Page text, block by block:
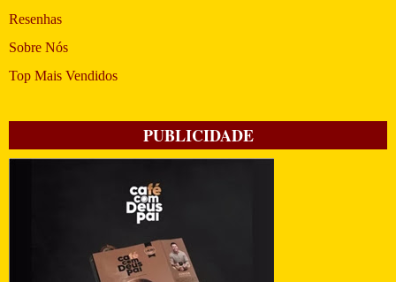
Resenhas
Sobre Nós
Top Mais Vendidos
PUBLICIDADE